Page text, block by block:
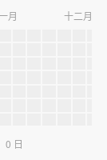
月 十二月
0 日